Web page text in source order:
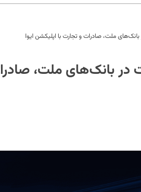
ملت، صادرات و تجارت با اپلیکشن ایوا
بانک‌های ملت،